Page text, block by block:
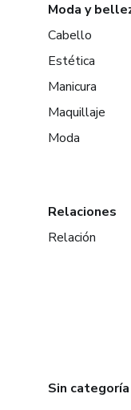
Moda y
Cabello
Estética
Manicura
Maquillaje
Moda
Relaciones
Relación
Sin categoría